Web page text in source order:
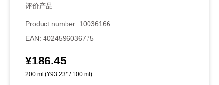
评价产品
Product number: 10036166
EAN: 4024596036775
Regular price:
¥186.45
200 ml (¥93.23* / 100 ml)